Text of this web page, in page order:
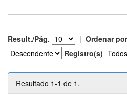
Result./Pág. | Ordenar por
Registro(s)
Resultado 1-1 de 1.